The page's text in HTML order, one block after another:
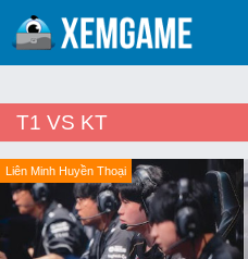
T1 VS KT
Liên Minh Huyền Thoại